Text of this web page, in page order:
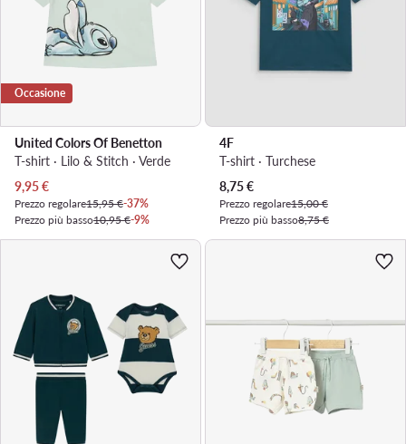
Occasione
United Colors Of Benetton
T-shirt · Lilo & Stitch · Verde
Prezzo attuale
9,95€
Prezzo regolare15,95 €-37%
Prezzo più basso10,95 €-9%
4F
T-shirt · Turchese
Prezzo attuale
8,75€
Prezzo regolare15,00 €
Prezzo più basso8,75 €